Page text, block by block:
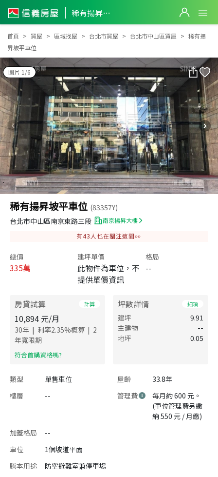
稀有揚昇坡平車位
稀有揚昇坡平車位
首頁 買屋 區域找屋 台北市買屋 台北市中山區買屋
稀有揚
昇坡平車位
圖片 1/6
稀有揚昇坡平車位 (83357Y)
台北市中山區南京東路三段
南京揚昇大樓
有43 人也在關注這間👀
總價
335萬
建坪單價
此物件為車位，不
提供單價資訊
格局
--
房貸試算 計算
10,894 元/月
30年 | 利率2.35%概算 | 2
年寬限期
​符合首購資格嗎?
坪數詳情 細項
建坪
9.91
主建物
--
地坪
0.05
類型 單售車位 屋齡
33.8年
樓層
-- 管理費
每月約 600 元。
(車位管理費另繳
納 550 元 / 月繳)
加蓋格局
--
車位
1個坡道平面
謄本用途
防空避難室兼停車場